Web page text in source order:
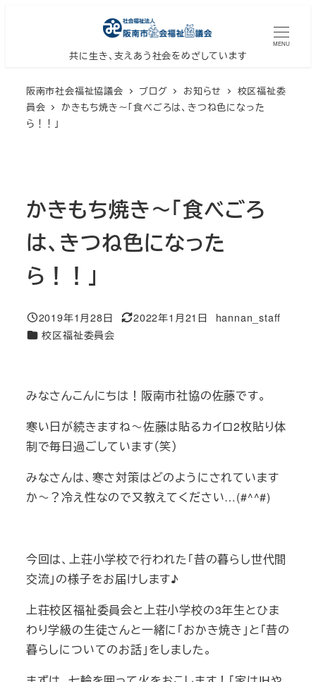
共に生き、支えあう社会をめざしています
MENU
阪南市社会福祉協議会 ブログ お知らせ
校区福祉委
員会
かきもち焼き～「食べごろは、きつね色になった
ら！！」
かきもち焼き～「食べごろ
は、きつね色になった
ら！！」
投稿日
2019年1月28日
更新日
2022年1月21日
著
hannan_staff
カテゴリー
校区福祉委員会
みなさんこんにちは！阪南市社協の佐藤です。
寒い日が続きますね～佐藤は貼るカイロ2枚貼り体
制で毎日過ごしています（笑）
みなさんは、寒さ対策はどのようにされています
か～？冷え性なので又教えてください…(#^^#)
今回は、上荘小学校で行われた「昔の暮らし世代間
交流」の様子をお届けします♪
上荘校区福祉委員会と上荘小学校の3年生とひま
わり学級の生徒さんと一緒に「おかき焼き」と「昔の
暮らしについてのお話」をしました。